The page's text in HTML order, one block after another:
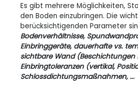
Es gibt mehrere Möglichkeiten,
den Boden einzubringen. Die
berücksichtigenden Parameter
Bodenverhältnisse,
Einbringgeräte, dauerhafte vs.
sichtbare Wand (Beschichtungen
Einbringtoleranzen (vertikal,
Schlossdichtungsmaßnahmen, ...